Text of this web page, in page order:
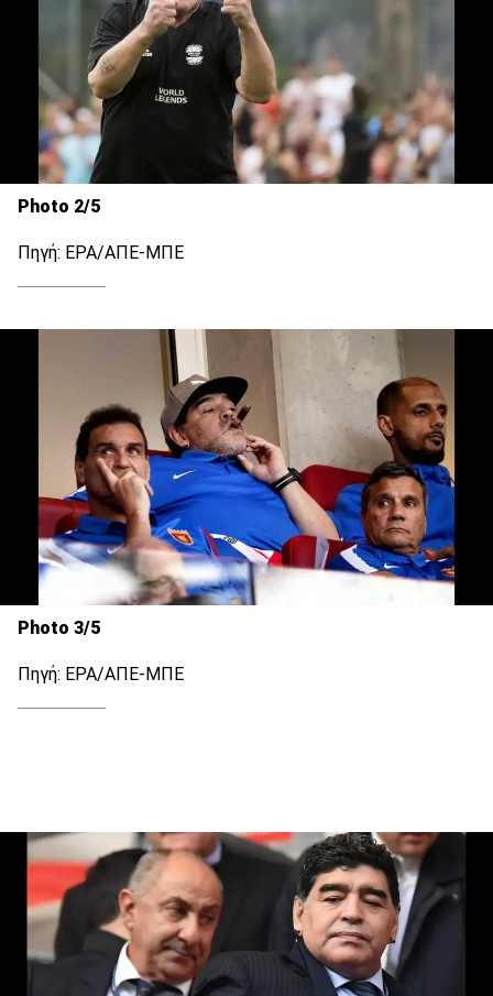
Photo 2/5
Πηγή: EPA/ΑΠΕ-ΜΠΕ
Photo 3/5
Πηγή: EPA/ΑΠΕ-ΜΠΕ